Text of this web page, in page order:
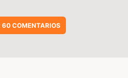
60 COMENTARIOS